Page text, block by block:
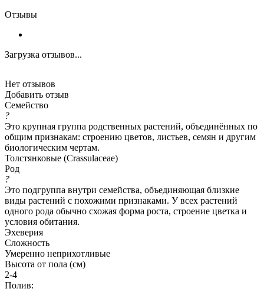
Отзывы
Загрузка отзывов...
Нет отзывов
Добавить отзыв
Семейство
?
Это крупная группа родственных растений, объединённых по
общим признакам: строению цветов, листьев, семян и другим
биологическим чертам.
Толстянковые (Crassulaceae)
Род
?
Это подгруппа внутри семейства, объединяющая близкие
виды растений с похожими признаками. У всех растений
одного рода обычно схожая форма роста, строение цветка и
условия обитания.
Эхеверия
Сложность
Умеренно неприхотливые
Высота от пола (см)
2-4
Полив: